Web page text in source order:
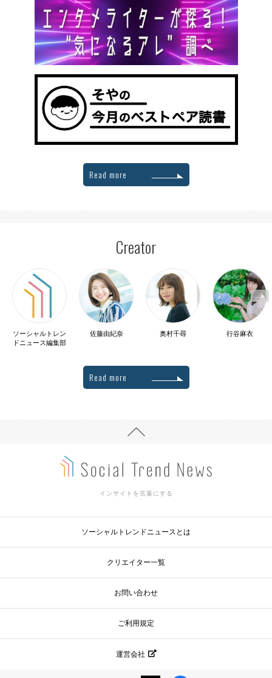
Read more
Creator
ソーシャルトレン
ドニュース編集部
佐藤由紀奈 奥村千尋 行谷麻衣
Read more
インサイトを言葉にする
ソーシャルトレンドニュースとは
クリエイター一覧
お問い合わせ
ご利用規定
運営会社